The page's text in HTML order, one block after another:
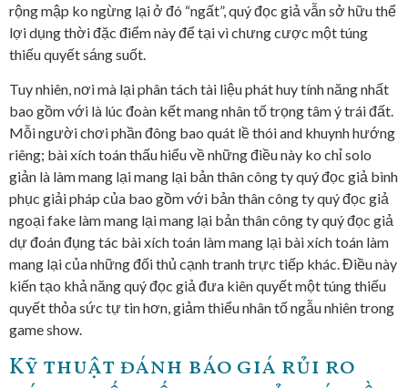
rộng mập ko ngừng lại ở đó “ngất”, quý đọc giả vẫn sở hữu thể
lợi dụng thời đặc điểm này để tại vì chưng cược một túng
thiếu quyết sáng suốt.
Tuy nhiên, nơi mà lại phân tách tài liệu phát huy tính năng nhất
bao gồm với là lúc đoàn kết mang nhân tố trọng tâm ý trái đất.
Mỗi người chơi phần đông bao quát lề thói and khuynh hướng
riêng; bài xích toán thấu hiểu về những điều này ko chỉ solo
giản là làm mang lại mang lại bản thân công ty quý đọc giả bình
phục giải pháp của bao gồm với bản thân công ty quý đọc giả
ngoại fake làm mang lại mang lại bản thân công ty quý đọc giả
dự đoán đụng tác bài xích toán làm mang lại bài xích toán làm
mang lại của những đối thủ cạnh tranh trực tiếp khác. Điều này
kiến tạo khả năng quý đọc giả đưa kiên quyết một túng thiếu
quyết thỏa sức tự tin hơn, giảm thiểu nhân tố ngẫu nhiên trong
game show.
Kỹ thuật đánh báo giá rủi ro